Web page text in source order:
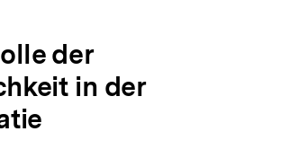
der
in der